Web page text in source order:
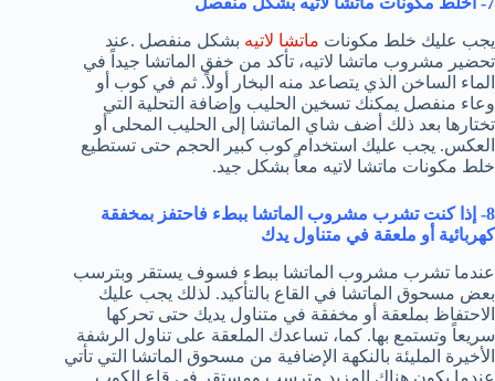
يجب عليك خلط مكونات ماتشا لاتيه بشكل منفصل .عند
تحضير مشروب ماتشا لاتيه، تأكد من خفق الماتشا جيداً في
الماء الساخن الذي يتصاعد منه البخار أولاً. ثم في كوب أو
وعاء منفصل يمكنك تسخين الحليب وإضافة التحلية التي
تختارها بعد ذلك أضف شاي الماتشا إلى الحليب المحلى أو
العكس. يجب عليك استخدام كوب كبير الحجم حتى تستطيع
خلط مكونات ماتشا لاتيه معاً بشكل جيد.
8- إذا كنت تشرب مشروب الماتشا ببطء فاحتفز بمخفقة
كهربائية أو ملعقة في متناول يدك
عندما تشرب مشروب الماتشا ببطء فسوف يستقر وبترسب
بعض مسحوق الماتشا في القاع بالتأكيد. لذلك يجب عليك
الاحتفاظ بملعقة أو مخفقة في متناول يديك حتى تحركها
سريعاً وتستمع بها. كما، تساعدك الملعقة على تناول الرشفة
الأخيرة المليئة بالنكهة الإضافية من مسحوق الماتشا التي تأتي
عندما يكون هناك المزيد مترسب ومستقر في قاع الكوب.